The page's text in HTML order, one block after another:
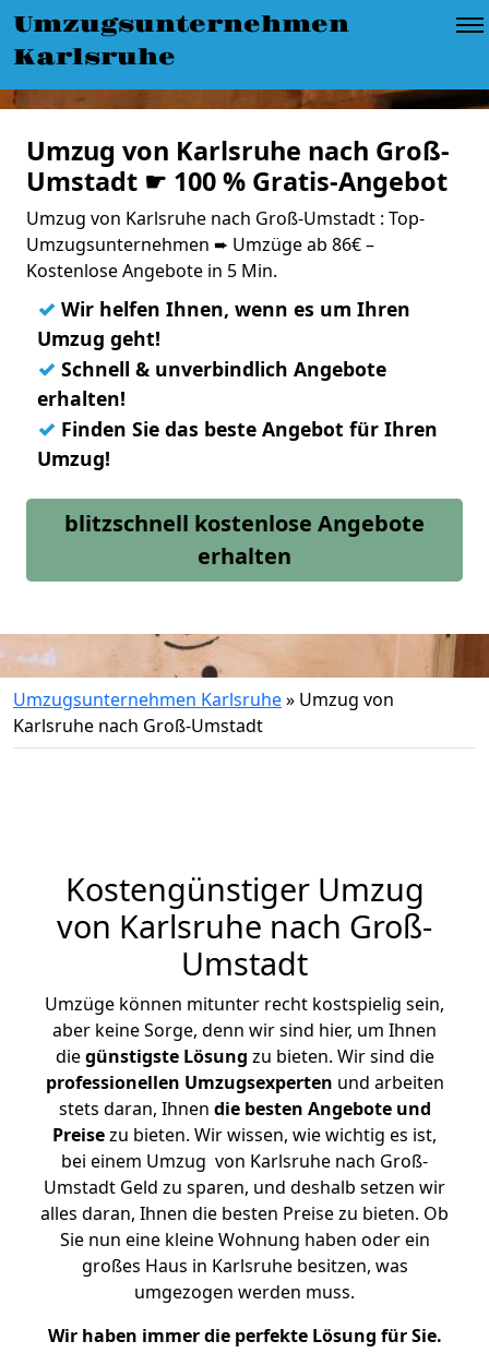
Umzugsunternehmen
Karlsruhe
Umzug von Karlsruhe nach Groß-
Umstadt ☛ 100 % Gratis-Angebot
Umzug von Karlsruhe nach Groß-Umstadt : Top-
Umzugsunternehmen ➨ Umzüge ab 86€ –
Kostenlose Angebote in 5 Min.
✓ Wir helfen Ihnen, wenn es um Ihren
Umzug geht!
✓ Schnell & unverbindlich Angebote
erhalten!
✓ Finden Sie das beste Angebot für Ihren
Umzug!
blitzschnell kostenlose Angebote
erhalten
Umzugsunternehmen Karlsruhe» Umzug von
Karlsruhe nach Groß-Umstadt
Kostengünstiger Umzug
von Karlsruhe nach Groß-
Umstadt
Umzüge können mitunter recht kostspielig sein,
aber keine Sorge, denn wir sind hier, um Ihnen
diegünstigste Lösung zu bieten. Wir sind die
professionellen Umzugsexperten und arbeiten
stets daran, Ihnen die besten Angebote und
Preisezu bieten. Wir wissen, wie wichtig es ist,
bei einem Umzug von Karlsruhe nach Groß-
Umstadt Geld zu sparen, und deshalb setzen wir
alles daran, Ihnen die besten Preise zu bieten. Ob
Sie nun eine kleine Wohnung haben oder ein
großes Haus in Karlsruhe besitzen, was
umgezogen werden muss.
Wir haben immer die perfekte Lösung für Sie.